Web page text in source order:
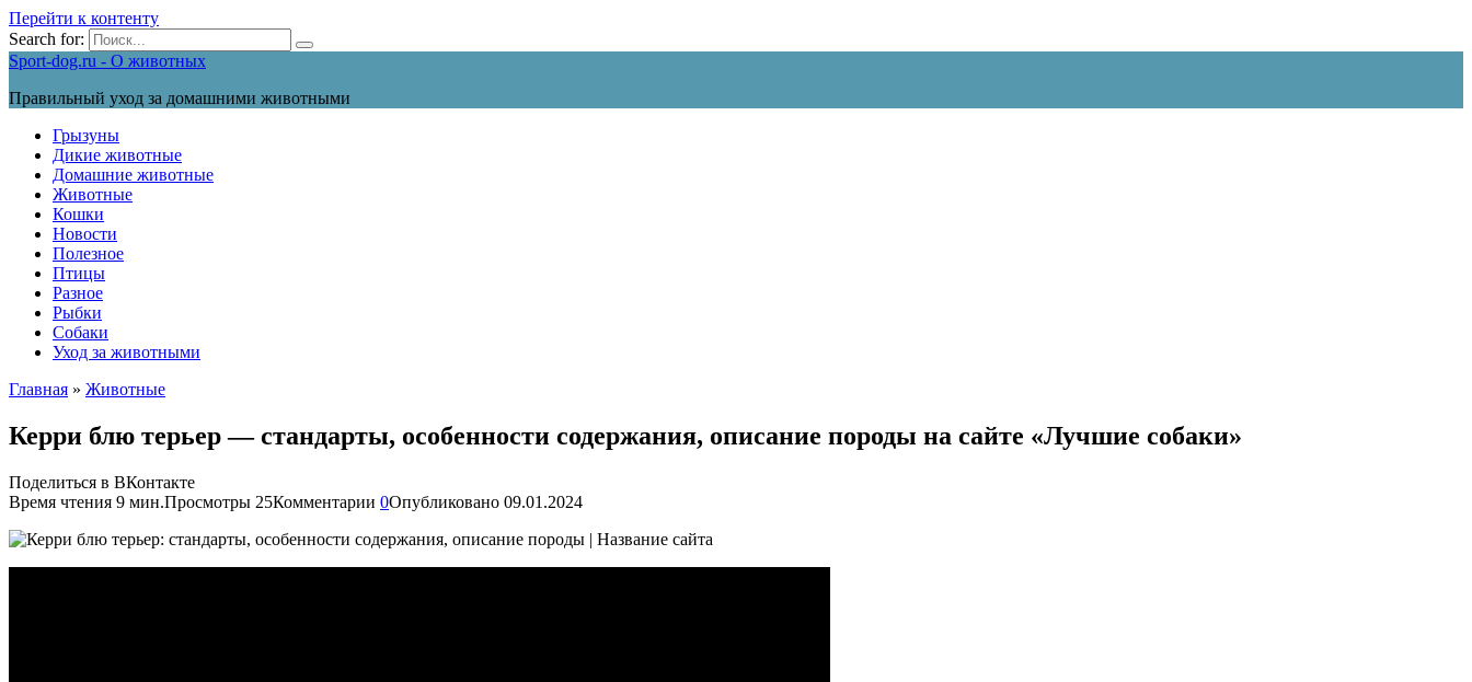
Перейти к контенту
Search for:
Sport-dog.ru - О животных
Правильный уход за домашними животными
Грызуны
Дикие животные
Домашние животные
Животные
Кошки
Новости
Полезное
Птицы
Разное
Рыбки
Собаки
Уход за животными
Главная » Животные
Керри блю терьер — стандарты, особенности содержания, описание породы на сайте «Лучшие собаки»
Поделиться в ВКонтакте
Время чтения 9 мин.Просмотры 25Комментарии 0Опубликовано 09.01.2024